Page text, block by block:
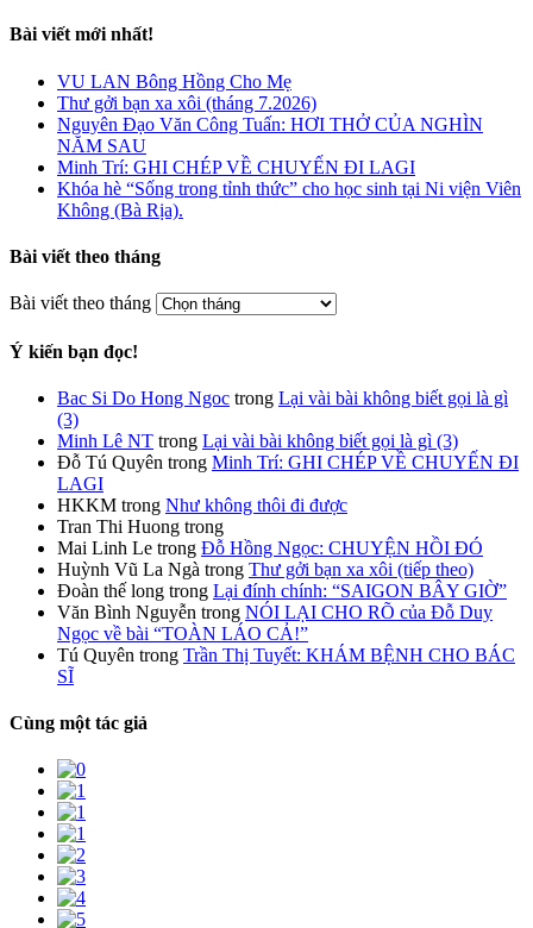
Bài viết mới nhất!
VU LAN Bông Hồng Cho Mẹ
Thư gởi bạn xa xôi (tháng 7.2026)
Nguyên Đạo Văn Công Tuấn: HƠI THỞ CỦA NGHÌN
NĂM SAU
Minh Trí: GHI CHÉP VỀ CHUYẾN ĐI LAGI
Khóa hè “Sống trong tỉnh thức” cho học sinh tại Ni viện Viên
Không (Bà Rịa).
Bài viết theo tháng
Bài viết theo tháng
Ý kiến bạn đọc!
Bac Si Do Hong Ngoc trong Lại vài bài không biết gọi là gì
(3)
Minh Lê NT trong Lại vài bài không biết gọi là gì (3)
Đỗ Tú Quyên trong Minh Trí: GHI CHÉP VỀ CHUYẾN ĐI
LAGI
HKKM trong Như không thôi đi được
Tran Thi Huong trong
Mai Linh Le trong Đỗ Hồng Ngọc: CHUYỆN HỒI ĐÓ
Huỳnh Vũ La Ngà trong Thư gởi bạn xa xôi (tiếp theo)
Đoàn thế long trong Lại đính chính: “SAIGON BÂY GIỜ”
Văn Bình Nguyễn trong NÓI LẠI CHO RÕ của Đỗ Duy
Ngọc về bài “TOÀN LÁO CẢ!”
Tú Quyên trong Trần Thị Tuyết: KHÁM BỆNH CHO BÁC
SĨ
Cùng một tác giả